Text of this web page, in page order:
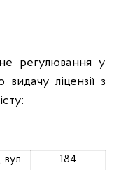
регулювання у
ліцензії з
вул.
184